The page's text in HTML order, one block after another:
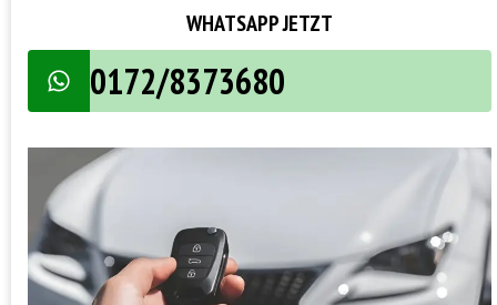
WHATSAPP JETZT
0172/8373680